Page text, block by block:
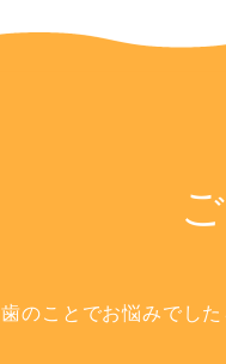
歯のことでお悩みでし